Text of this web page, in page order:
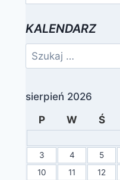
KALENDARZ
Szukaj:
sierpień 2026
P
W Ś
3
4 5
10
11 12